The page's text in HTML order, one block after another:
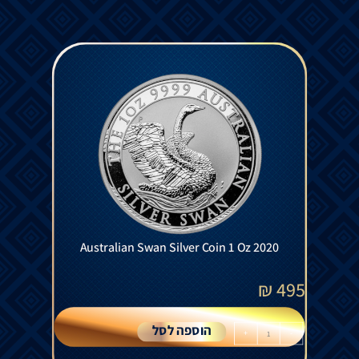
Australian Swan Silver Coin 1 Oz 2020
495
₪
-
+ הוספה לסל